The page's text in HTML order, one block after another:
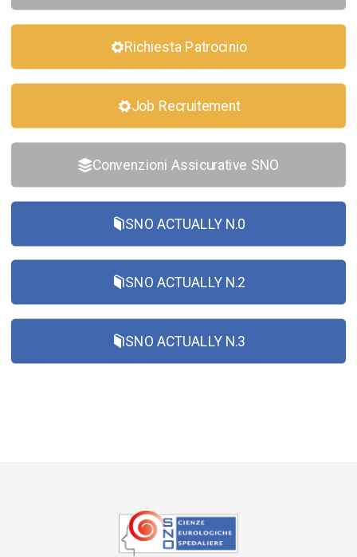
Richiesta Patrocinio
Job Recruitement
Convenzioni Assicurative SNO
SNO ACTUALLY N.0
SNO ACTUALLY N.2
SNO ACTUALLY N.3